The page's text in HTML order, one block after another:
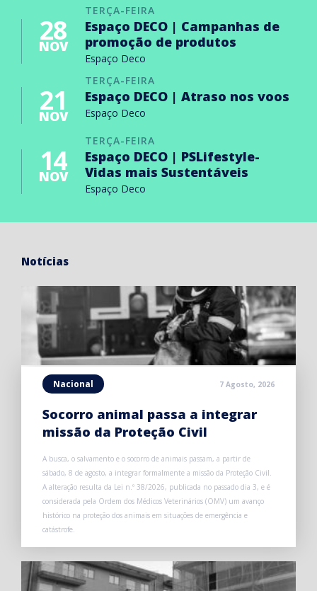
TERÇA-FEIRA
28
NOV
Espaço DECO | Campanhas de
promoção de produtos
Espaço Deco
TERÇA-FEIRA
21
NOV
Espaço DECO | Atraso nos voos
Espaço Deco
TERÇA-FEIRA
14
NOV
Espaço DECO | PSLifestyle-
Vidas mais Sustentáveis
Espaço Deco
Notícias
Nacional 7 Agosto, 2026
Socorro animal passa a integrar
missão da Proteção Civil
A busca, o salvamento e o socorro de animais passam, a partir de
sábado, 8 de agosto, a integrar formalmente a missão da Proteção Civil.
A alteração resulta da Lei n.º 38/2026, publicada no passado dia 3, e é
considerada pela Ordem dos Médicos Veterinários (OMV) um avanço
histórico na proteção dos animais em situações de emergência e
catástrofe.